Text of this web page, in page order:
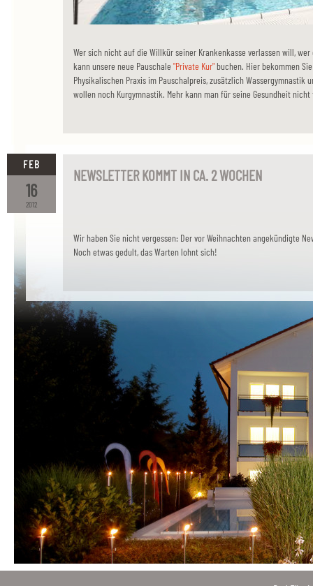
Wer sich nicht auf die Willkür seiner Krankenkasse verlassen will,
kann unsere neue Pauschale "Private Kur" buchen. Hier bekommen
Physikalischen Praxis im Pauschalpreis, zusätzlich Wassergymnastik
wollen noch Kurgymnastik. Mehr kann man für seine Gesundheit nicht
2012
16
FEB
NEWSLETTER KOMMT IN CA. 2 WOCHEN
Wir haben Sie nicht vergessen: Der vor Weihnachten angekündigte
Noch etwas gedult, das Warten lohnt sich!